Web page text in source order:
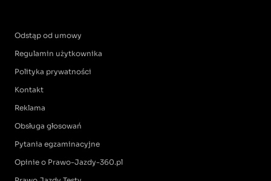
Odstąp od umowy
Regulamin użytkownika
Polityka prywatności
Kontakt
Reklama
Obsługa głosowań
Pytania egzaminacyjne
Opinie o Prawo-Jazdy-360.pl